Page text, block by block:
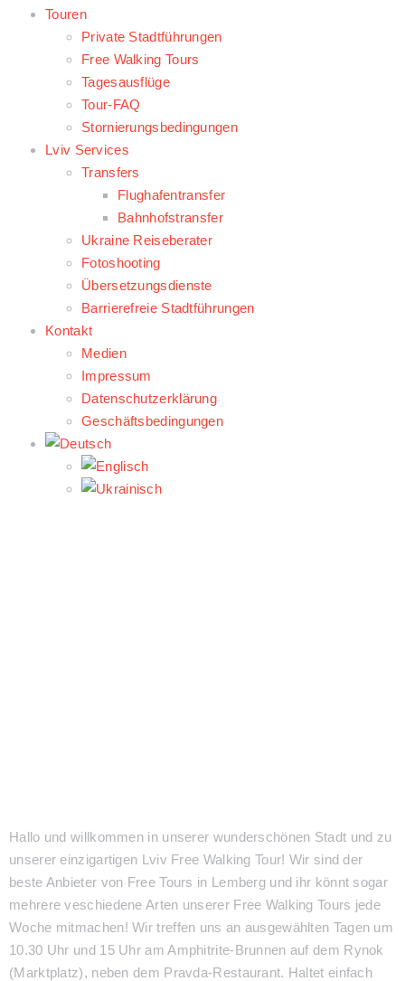
Touren
Private Stadtführungen
Free Walking Tours
Tagesausflüge
Tour-FAQ
Stornierungsbedingungen
Lviv Services
Transfers
Flughafentransfer
Bahnhofstransfer
Ukraine Reiseberater
Fotoshooting
Übersetzungsdienste
Barrierefreie Stadtführungen
Kontakt
Medien
Impressum
Datenschutzerklärung
Geschäftsbedingungen
Hallo und willkommen in unserer wunderschönen Stadt und zu
unserer einzigartigen Lviv Free Walking Tour! Wir sind der
beste Anbieter von Free Tours in Lemberg und ihr könnt sogar
mehrere veschiedene Arten unserer Free Walking Tours jede
Woche mitmachen! Wir treffen uns an ausgewählten Tagen um
10.30 Uhr und 15 Uhr am Amphitrite-Brunnen auf dem Rynok
(Marktplatz), neben dem Pravda-Restaurant. Haltet einfach